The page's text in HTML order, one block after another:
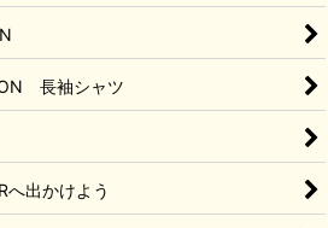
長袖シャツ
へ出かけよう